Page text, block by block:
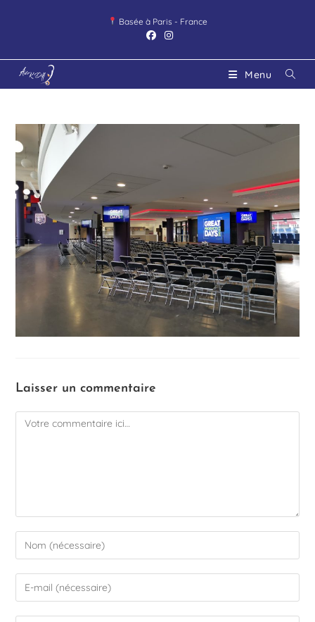
Basée à Paris - France
Menu
Laisser un commentaire